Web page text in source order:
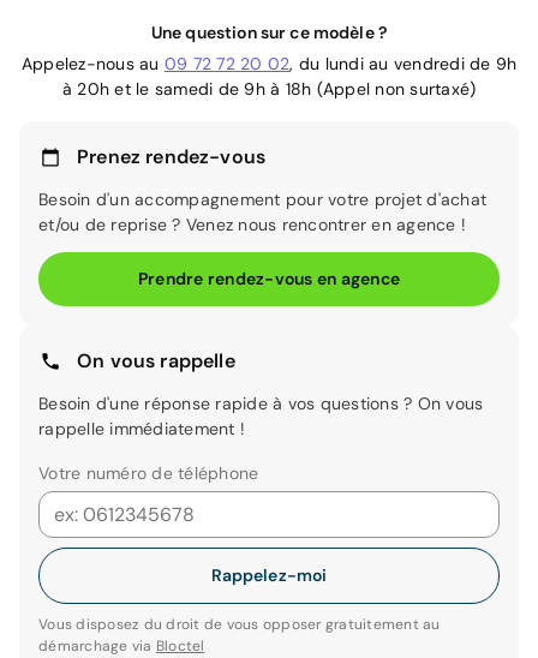
Une question sur ce modèle ?
Appelez-nous au 09 72 72 20 02, du lundi au vendredi de 9h
à 20h et le samedi de 9h à 18h (Appel non surtaxé)
Prenez rendez-vous
Besoin d'un accompagnement pour votre projet d'achat
et/ou de reprise ? Venez nous rencontrer en agence !
Prendre rendez-vous en agence
On vous rappelle
Besoin d'une réponse rapide à vos questions ? On vous
rappelle immédiatement !
Votre numéro de téléphone
Rappelez-moi
Vous disposez du droit de vous opposer gratuitement au
démarchage via Bloctel